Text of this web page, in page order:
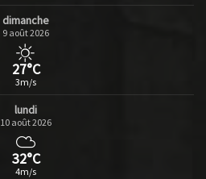
dimanche
9 août 2026
27°C
3m/s
lundi
10 août 2026
32°C
4m/s